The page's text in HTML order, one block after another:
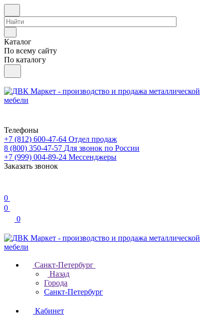
Каталог
По всему сайту
По каталогу
Телефоны
+7 (812) 600-47-64 Отдел продаж
8 (800) 350-47-57 Для звонок по России
+7 (999) 004-89-24 Мессенджеры
Заказать звонок
0
0
0
Санкт-Петербург
Назад
Города
Санкт-Петербург
Кабинет